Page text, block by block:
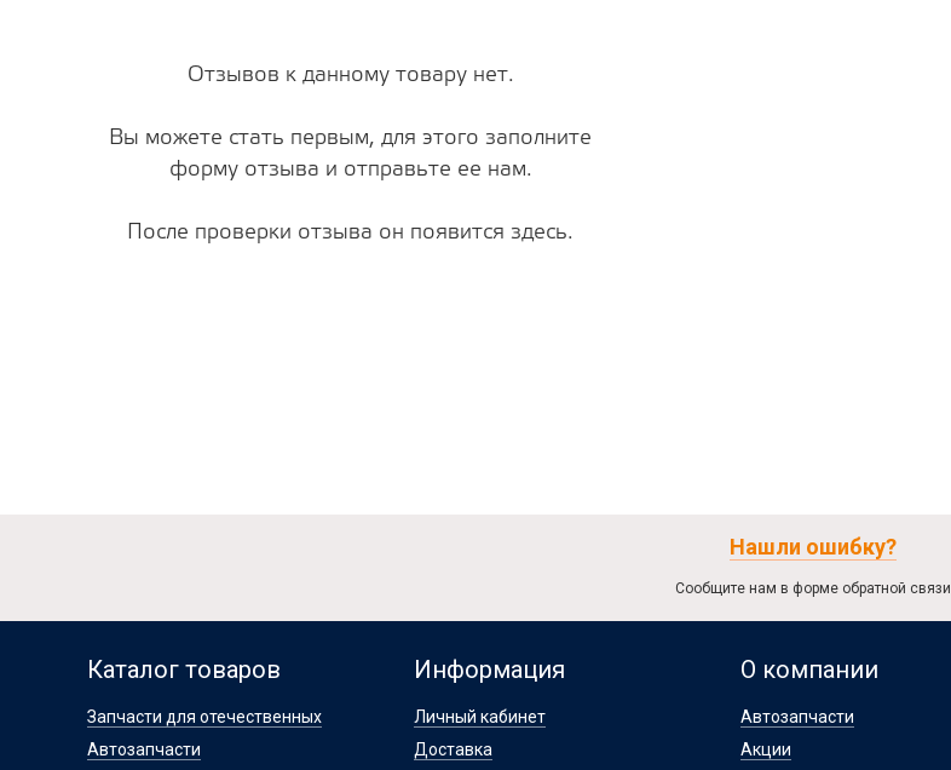
Отзывов к данному товару нет.
Вы можете стать первым, для этого заполните
форму отзыва и отправьте ее нам.
После проверки отзыва он появится здесь.
Нашли ошибку?
Сообщите нам в форме обратной связи
Каталог товаров
Запчасти для отечественных
Автозапчасти
Информация
Личный кабинет
Доставка
О компании
Автозапчасти
Акции